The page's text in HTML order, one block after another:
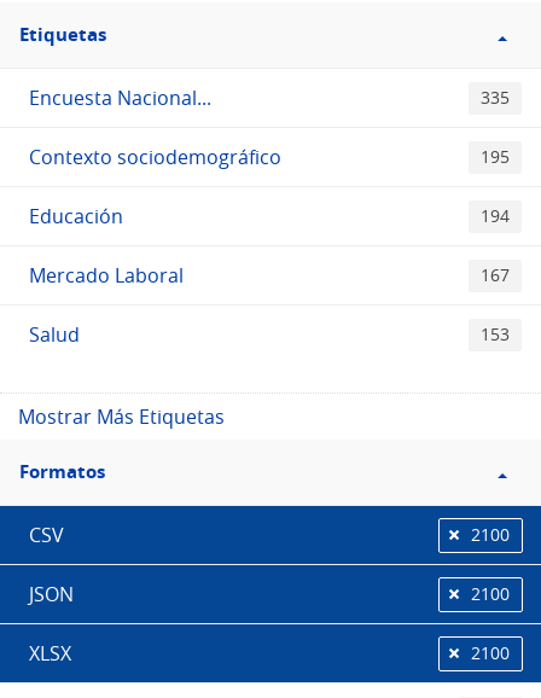
Filtro
Etiquetas
Etiquetas
Encuesta Nacional... 335
Contexto sociodemográfico 195
Educación 194
Mercado Laboral 167
Salud 153
Mostrar Más Etiquetas
Filtro
Formatos
Formatos
CSV 2100
JSON 2100
XLSX 2100